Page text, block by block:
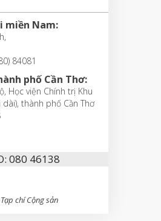
miền Nam:
84081
phố Cần Thơ:
Học viện Chính trị Khu
dài), thành phố Cần Thơ
080 46138
chí Cộng sản